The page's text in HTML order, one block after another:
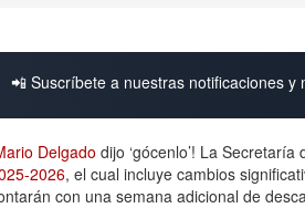
📲 Suscríbete a nuestras notificaciones
Delgado dijo ‘gócenlo’! La
2026, el cual incluye cambios
con una semana adicional de